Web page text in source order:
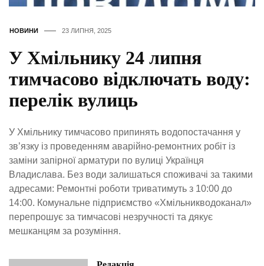
НОВИНИ 23 ЛИПНЯ, 2025
У Хмільнику 24 липня
тимчасово відключать воду:
перелік вулиць
У Хмільнику тимчасово припинять водопостачання у
зв’язку із проведенням аварійно-ремонтних робіт із
заміни запірної арматури по вулиці Українця
Владислава. Без води залишаться споживачі за такими
адресами: Ремонтні роботи триватимуть з 10:00 до
14:00. Комунальне підприємство «Хмільникводоканал»
перепрошує за тимчасові незручності та дякує
мешканцям за розуміння.